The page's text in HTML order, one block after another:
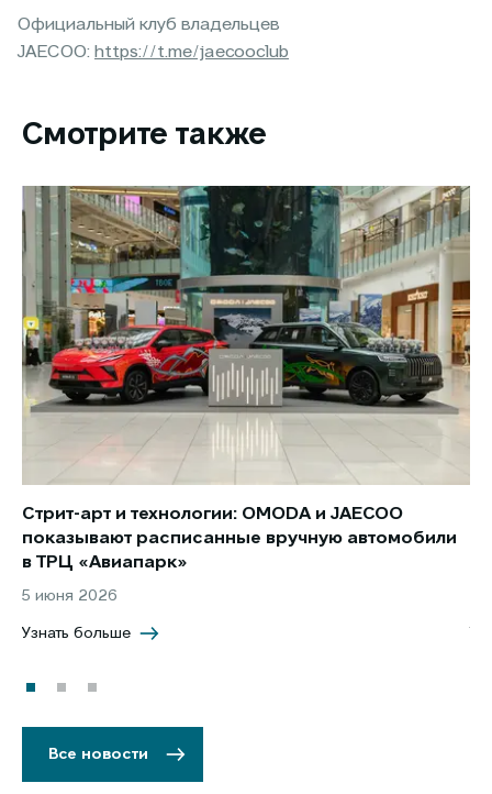
Официальный клуб владельцев
JAECOO: https://t.me/jaecooclub
Смотрите также
Стрит-арт и технологии: OMODA и JAECOO
показывают расписанные вручную автомобили
в ТРЦ «Авиапарк»
5 июня 2026
Узнать больше
Все новости